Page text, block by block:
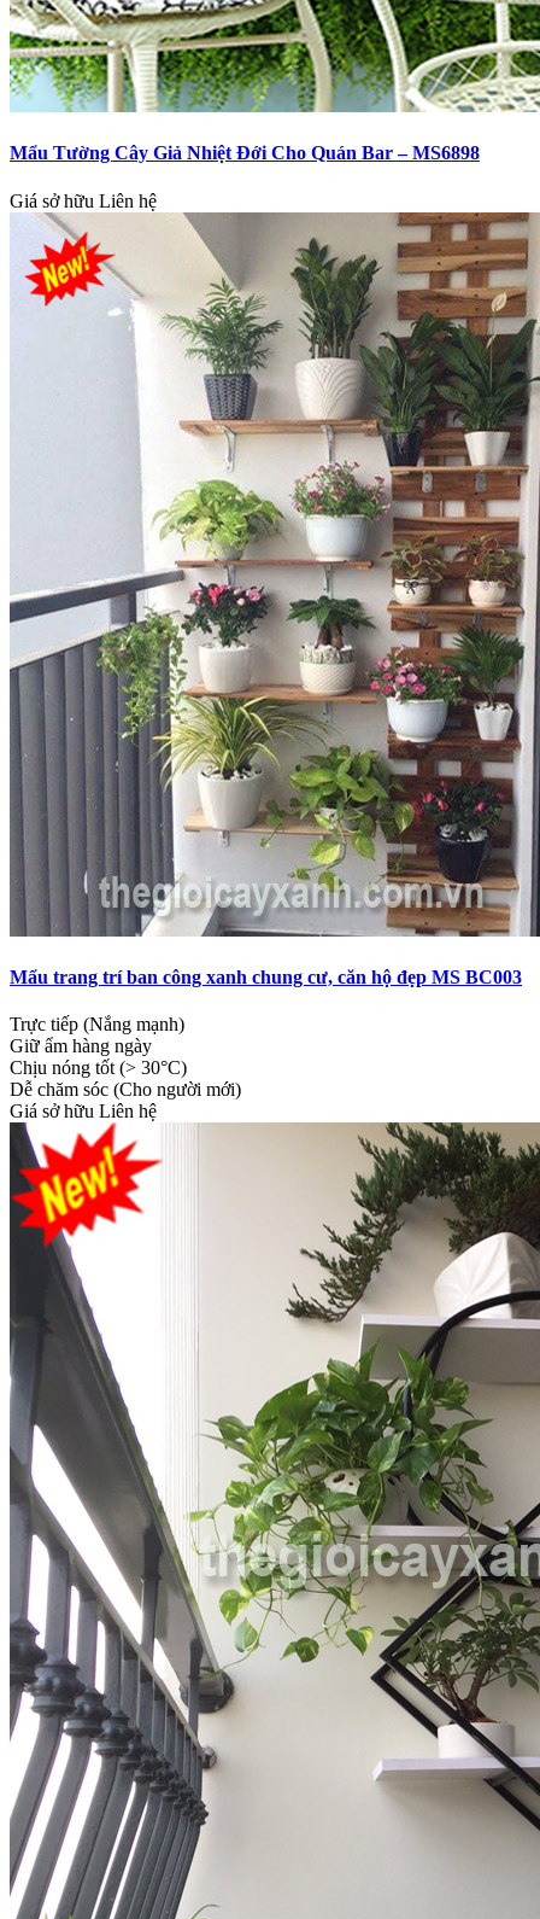
Mẩu Tường Cây Giả Nhiệt Đới Cho Quán Bar – MS6898
Giá sở hữu Liên hệ
Mẩu trang trí ban công xanh chung cư, căn hộ đẹp MS BC003
Trực tiếp (Nắng mạnh)
Giữ ẩm hàng ngày
Chịu nóng tốt (> 30°C)
Dễ chăm sóc (Cho người mới)
Giá sở hữu Liên hệ